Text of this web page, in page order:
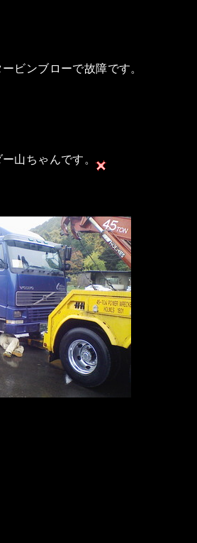
ビンブローで故障です。
山ちゃんです。